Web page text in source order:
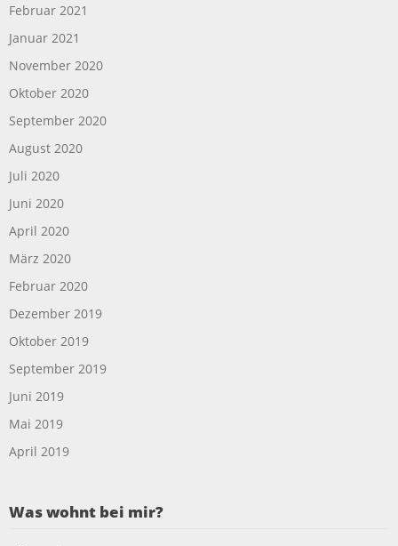
Februar 2021
Januar 2021
November 2020
Oktober 2020
September 2020
August 2020
Juli 2020
Juni 2020
April 2020
März 2020
Februar 2020
Dezember 2019
Oktober 2019
September 2019
Juni 2019
Mai 2019
April 2019
Was wohnt bei mir?